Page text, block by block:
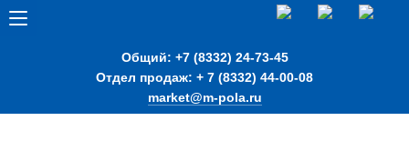
Общий: +7 (8332) 24-73-45
Отдел продаж: + 7 (8332) 44-00-08
market@m-pola.ru